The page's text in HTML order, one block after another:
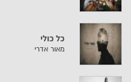
כל כולי
מאור אדרי